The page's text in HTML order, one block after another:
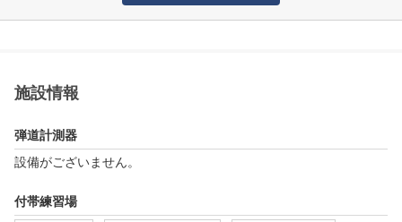
施設情報
弾道計測器
設備がございません。
付帯練習場